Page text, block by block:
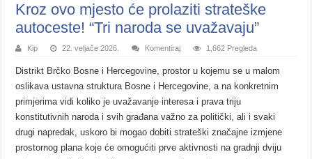
Kroz ovo mjesto će prolaziti strateške
autoceste! “Tri naroda se uvažavaju”
Kip 22. veljače 2026. Komentiraj 1,662 Pregleda
Distrikt Brčko Bosne i Hercegovine, prostor u kojemu se u malom
oslikava ustavna struktura Bosne i Hercegovine, a na konkretnim
primjerima vidi koliko je uvažavanje interesa i prava triju
konstitutivnih naroda i svih građana važno za politički, ali i svaki
drugi napredak, uskoro bi mogao dobiti strateški značajne izmjene
prostornog plana koje će omogućiti prve aktivnosti na gradnji dviju